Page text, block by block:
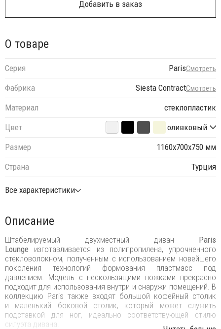
Добавить в заказ
О товаре
Серия ParisСмотреть
Фабрика Siesta ContractСмотреть
Материал
стеклопластик
Цвет
оливковый
Размер
1160х700х750 мм
Страна
Турция
Все характеристики
Описание
Штабелируемый двухместный диван Paris
Lounge изготавливается из полипропилена, упрочненного
стекловолокном, полученным с использованием новейшего
поколения технологий формования пластмасс под
давлением. Модель с нескользящими ножками прекрасно
подходит для использования внутри и снаружи помещений. В
коллекцию Paris также входят большой кофейный столик
и маленький боковой столик, который может служить
подставкой для ног, идеально соответствующей стилю
силуэта дивана.